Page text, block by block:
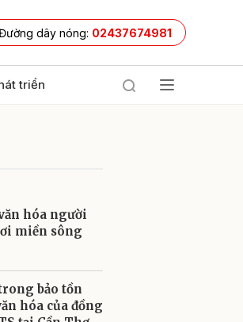
dây nóng: 02437674981
triển
hóa người
miền sông
bảo tồn
hóa của đồng